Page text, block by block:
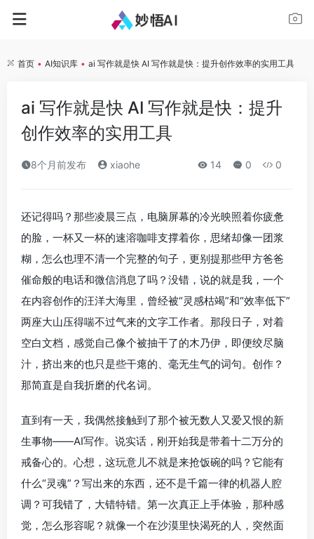
首页 • AI知识库 • ai 写作就是快 AI 写作就是快：提升创作效率的实用工具
ai 写作就是快 AI 写作就是快：提升
创作效率的实用工具
8个月前发布 xiaohe 14 0 0
还记得吗？那些凌晨三点，电脑屏幕的冷光映照着你疲惫
的脸，一杯又一杯的速溶咖啡支撑着你，思绪却像一团浆
糊，怎么也理不清一个完整的句子，更别提那些甲方爸爸
催命般的电话和微信消息了吗？没错，说的就是我，一个
在内容创作的汪洋大海里，曾经被“灵感枯竭”和“效率低下”
两座大山压得喘不过气来的文字工作者。那段日子，对着
空白文档，感觉自己像个被抽干了的木乃伊，即便绞尽脑
汁，挤出来的也只是些干瘪的、毫无生气的词句。创作？
那简直是自我折磨的代名词。
直到有一天，我偶然接触到了那个被无数人又爱又恨的新
生事物——AI写作。说实话，刚开始我是带着十二万分的
戒备心的。心想，这玩意儿不就是来抢饭碗的吗？它能有
什么“灵魂”？写出来的东西，还不是千篇一律的机器人腔
调？可我错了，大错特错。第一次真正上手体验，那种感
觉，怎么形容呢？就像一个在沙漠里快渴死的人，突然面